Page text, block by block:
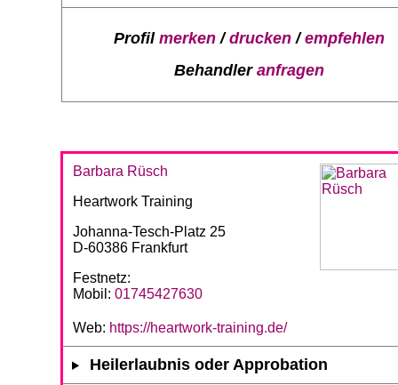
Profil merken/drucken/empfehlen
Behandler anfragen
Barbara Rüsch
Heartwork Training
Johanna-Tesch-Platz 25
D-60386 Frankfurt
Festnetz:
Mobil: 01745427630
Web: https://heartwork-training.de/
Heilerlaubnis oder Approbation